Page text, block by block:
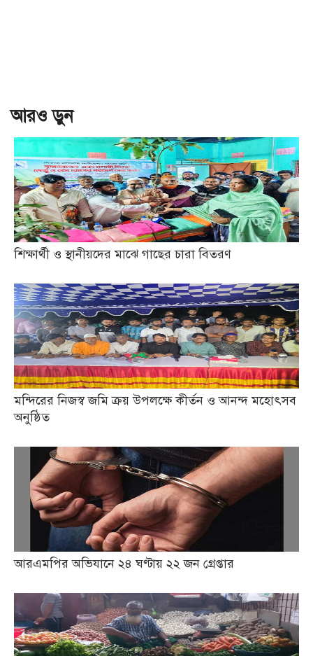
আরও ড়ুন
শিক্ষার্থী ও স্থানীয়দের মাঝে গাছের চারা বিতরণ
মন্দিরের নিজস্ব জমি ক্রয় উপলক্ষে কীর্তন ও আনন্দ মহোৎসব
অনুষ্ঠিত
আরএমপির অভিযানে ২৪ ঘণ্টায় ২২ জন গ্রেপ্তার